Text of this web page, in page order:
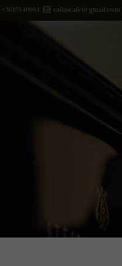
+3613540954 callascafe@gmail.com